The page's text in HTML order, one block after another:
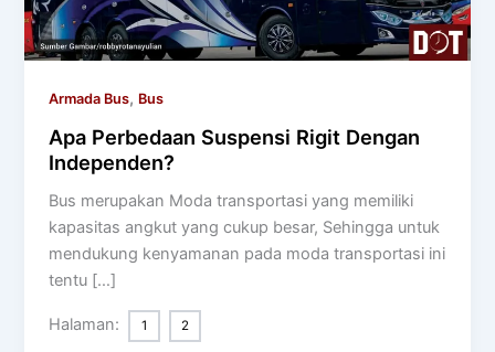
Armada Bus, Bus
Apa Perbedaan Suspensi Rigit Dengan
Independen?
Bus merupakan Moda transportasi yang memiliki
kapasitas angkut yang cukup besar, Sehingga untuk
mendukung kenyamanan pada moda transportasi ini
tentu […]
Halaman: 1 2